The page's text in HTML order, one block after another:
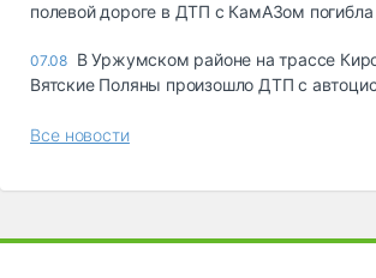
полевой дороге в ДТП с КамАЗом
07.08 В Уржумском районе на трассе
Вятские Поляны произошло ДТП с
Все новости